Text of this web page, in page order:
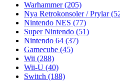
Warhammer(205)
Nya Retrokonsoler / Prylar
Nintendo NES (77)
Super Nintendo (51)
Nintendo 64 (37)
Gamecube (45)
Wii (288)
Wii-U (40)
Switch (188)